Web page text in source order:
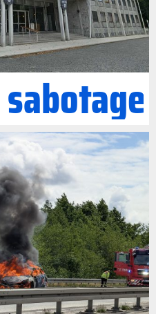
sabotage